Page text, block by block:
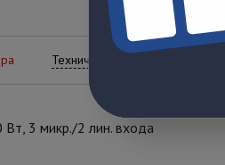
Технические характеристики
Вт, 3 микр./2 лин. входа